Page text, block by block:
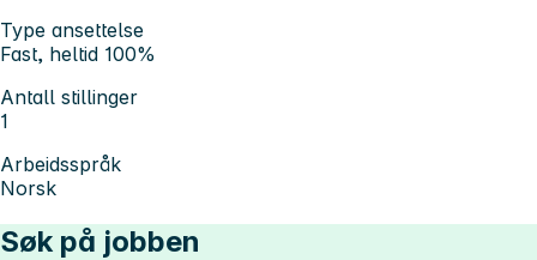
Type ansettelse
Fast, heltid 100%
Antall stillinger
1
Arbeidsspråk
Norsk
Søk på jobben